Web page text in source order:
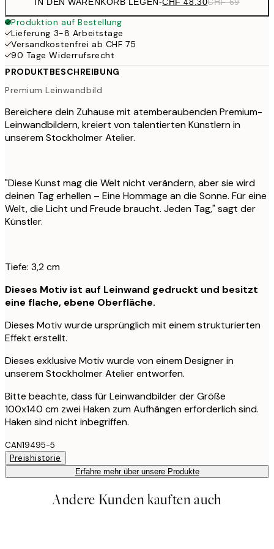
Produktion auf Bestellung
Lieferung 3-8 Arbeitstage
Versandkostenfrei ab CHF 75
90 Tage Widerrufsrecht
PRODUKTBESCHREIBUNG
Premium Leinwandbild
Bereichere dein Zuhause mit atemberaubenden Premium-
Leinwandbildern, kreiert von talentierten Künstlern in
unserem Stockholmer Atelier.
"Diese Kunst mag die Welt nicht verändern, aber sie wird
deinen Tag erhellen – Eine Hommage an die Sonne. Für eine
Welt, die Licht und Freude braucht. Jeden Tag," sagt der
Künstler.
Tiefe: 3,2 cm
Dieses Motiv ist auf Leinwand gedruckt und besitzt
eine flache, ebene Oberfläche.
Dieses Motiv wurde ursprünglich mit einem strukturierten
Effekt erstellt.
Dieses exklusive Motiv wurde von einem Designer in
unserem Stockholmer Atelier entworfen.
Bitte beachte, dass für Leinwandbilder der Größe
100x140 cm zwei Haken zum Aufhängen erforderlich sind.
Haken sind nicht inbegriffen.
CAN19495-5
Preishistorie
Erfahre mehr über unsere Produkte
Andere Kunden kauften auch